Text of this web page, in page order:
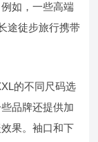
如，一些高端
途徒步旅行携带
的不同尺码选
品牌还提供加
果。袖口和下